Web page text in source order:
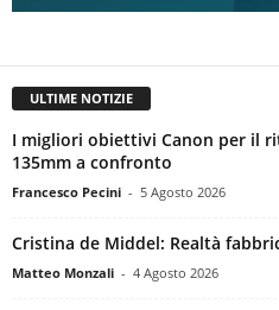
ULTIME NOTIZIE
I migliori obiettivi Canon per il
135mm a confronto
Francesco Pecini - 5 Agosto 2026
Cristina de Middel: Realtà
Matteo Monzali - 4 Agosto 2026